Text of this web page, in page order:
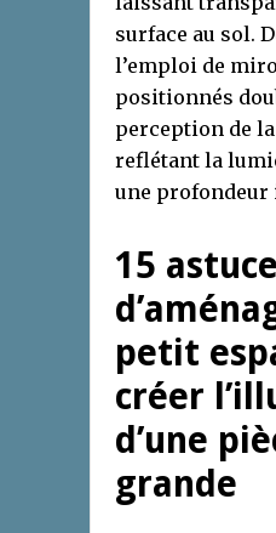
surface au sol.
l’emploi de
positionnés
perception de
reflétant la
une
15
petit
créer
d’une
grande